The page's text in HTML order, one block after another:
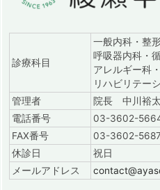
診療科目
一般内科・整
呼吸器内科・
アレルギー科
リハビリテー
管理者
院長 中川裕太
電話番号
03-3602-
FAX番号
03-3602-5687
休診日
祝日
メールアドレス